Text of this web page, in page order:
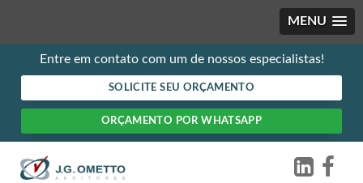
MENU
Entre em contato com um de nossos especialistas!
SOLICITE SEU ORÇAMENTO
ORÇAMENTO POR WHATSAPP